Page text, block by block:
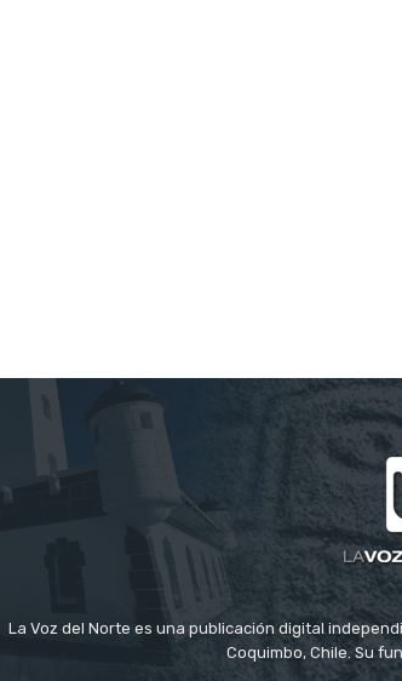
La Voz del Norte es una publicación digital
Coquimbo, Chile. Su